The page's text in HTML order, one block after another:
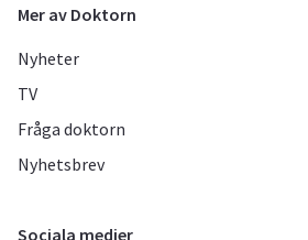
Mer av Doktorn
Nyheter
TV
Fråga doktorn
Nyhetsbrev
Sociala medier